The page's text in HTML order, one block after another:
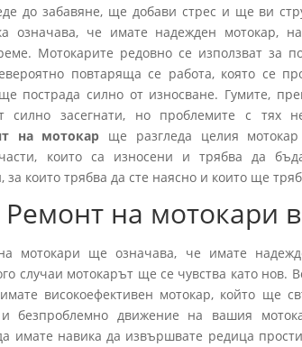
до забавяне, ще добави стрес и ще ви
означава, че имате надежден мотокар,
Мотокарите редовно се използват за
повтаряща се работа, която се
пострада силно от износване. Гумите,
силно засегнати, но проблемите с тях
на мотокар ще разгледа целия
които са износени и трябва да
които трябва да сте наясно и които ще
Ремонт на мотокари
мотокари ще означава, че имате
случаи мотокарът ще се чувства като
високоефективен мотокар, който ще
и безпроблемно движение на вашия
имате навика да извършвате редица